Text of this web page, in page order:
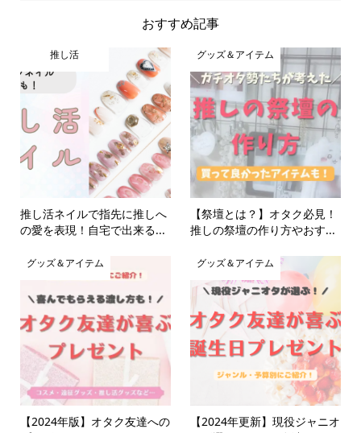
おすすめ記事
推し活
推し活ネイルで指先に推しへ
の愛を表現！自宅で出来る...
グッズ＆アイテム
【祭壇とは？】オタク必見！
推しの祭壇の作り方やおす...
グッズ＆アイテム
【2024年版】オタク友達への
グッズ＆アイテム
【2024年更新】現役ジャニオ